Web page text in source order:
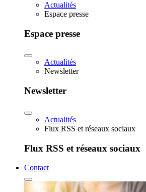
Actualités
Espace presse
Espace presse
Actualités
Newsletter
Newsletter
Actualités
Flux RSS et réseaux sociaux
Flux RSS et réseaux sociaux
Contact